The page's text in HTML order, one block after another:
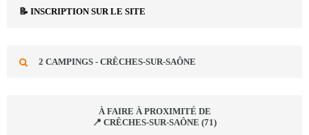
📝 INSCRIPTION SUR LE SITE
2 CAMPINGS - CRÊCHES-SUR-SAÔNE
À FAIRE À PROXIMITÉ DE
📍 CRÊCHES-SUR-SAÔNE (71)